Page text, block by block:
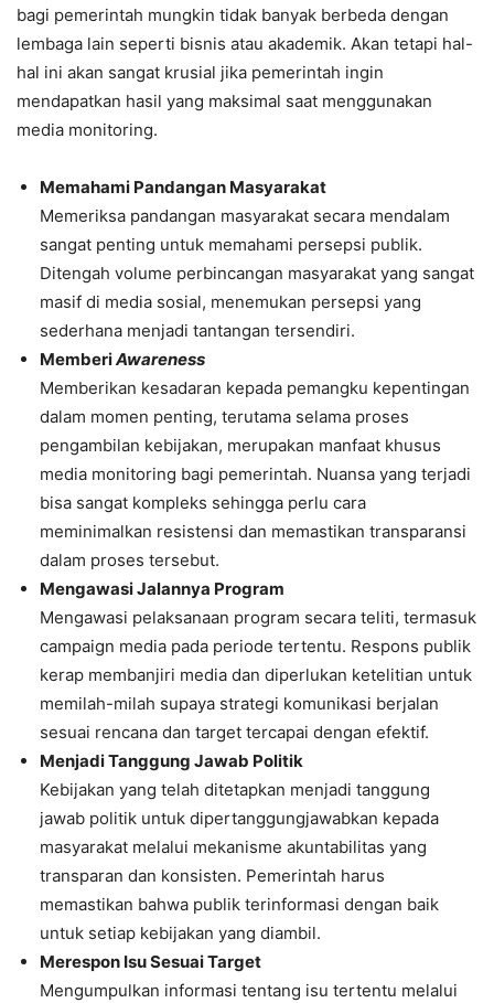
bagi pemerintah mungkin tidak banyak berbeda dengan
lembaga lain seperti bisnis atau akademik. Akan tetapi hal-
hal ini akan sangat krusial jika pemerintah ingin
mendapatkan hasil yang maksimal saat menggunakan
media monitoring.
Memahami Pandangan Masyarakat
Memeriksa pandangan masyarakat secara mendalam
sangat penting untuk memahami persepsi publik.
Ditengah volume perbincangan masyarakat yang sangat
masif di media sosial, menemukan persepsi yang
sederhana menjadi tantangan tersendiri.
MemberiAwareness
Memberikan kesadaran kepada pemangku kepentingan
dalam momen penting, terutama selama proses
pengambilan kebijakan, merupakan manfaat khusus
media monitoring bagi pemerintah. Nuansa yang terjadi
bisa sangat kompleks sehingga perlu cara
meminimalkan resistensi dan memastikan transparansi
dalam proses tersebut.
Mengawasi Jalannya Program
Mengawasi pelaksanaan program secara teliti, termasuk
campaign media pada periode tertentu. Respons publik
kerap membanjiri media dan diperlukan ketelitian untuk
memilah-milah supaya strategi komunikasi berjalan
sesuai rencana dan target tercapai dengan efektif.
Menjadi Tanggung Jawab Politik
Kebijakan yang telah ditetapkan menjadi tanggung
jawab politik untuk dipertanggungjawabkan kepada
masyarakat melalui mekanisme akuntabilitas yang
transparan dan konsisten. Pemerintah harus
memastikan bahwa publik terinformasi dengan baik
untuk setiap kebijakan yang diambil.
Merespon Isu Sesuai Target
Mengumpulkan informasi tentang isu tertentu melalui